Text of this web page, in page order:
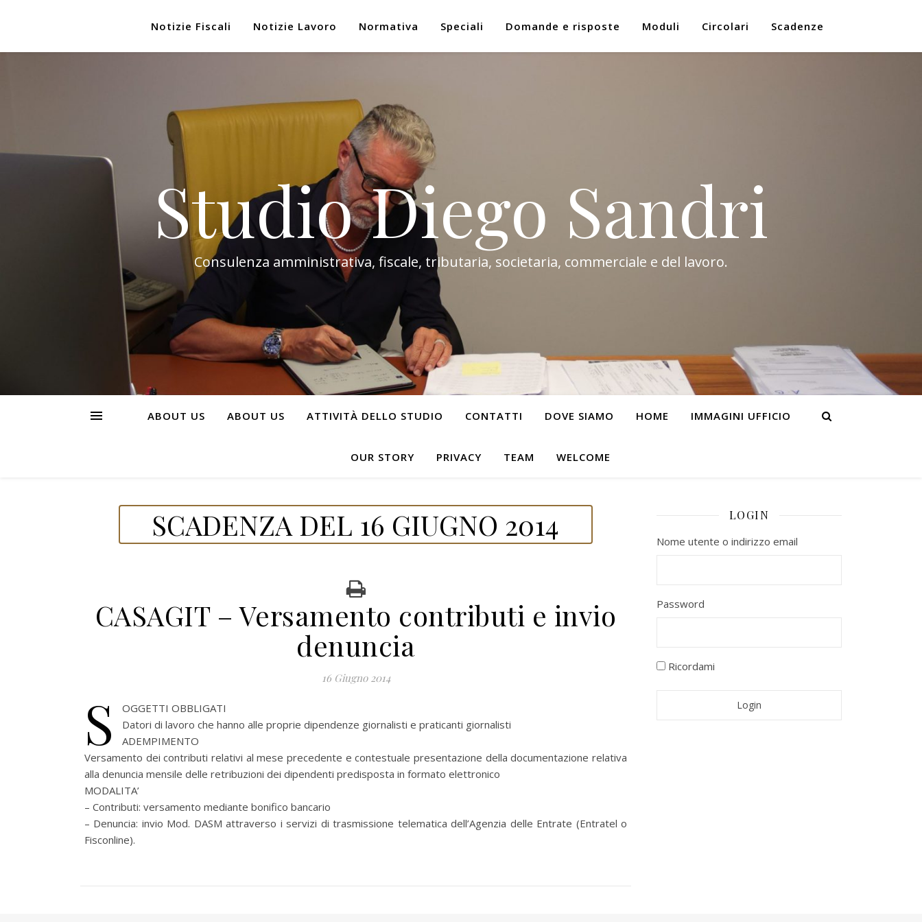
Notizie Fiscali Notizie Lavoro Normativa Speciali Domande e risposte Moduli Circolari Scadenze
Studio Diego Sandri
Consulenza amministrativa, fiscale, tributaria, societaria, commerciale e del lavoro.
ABOUT US ABOUT US ATTIVITÀ DELLO STUDIO CONTATTI DOVE SIAMO HOME IMMAGINI UFFICIO
OUR STORY PRIVACY TEAM WELCOME
SCADENZA DEL 16 GIUGNO 2014
CASAGIT – Versamento contributi e invio
denuncia
16 Giugno 2014
S
OGGETTI OBBLIGATI
Datori di lavoro che hanno alle proprie dipendenze giornalisti e praticanti giornalisti
ADEMPIMENTO
Versamento dei contributi relativi al mese precedente e contestuale presentazione della documentazione relativa
alla denuncia mensile delle retribuzioni dei dipendenti predisposta in formato elettronico
MODALITA’
– Contributi: versamento mediante bonifico bancario
– Denuncia: invio Mod. DASM attraverso i servizi di trasmissione telematica dell’Agenzia delle Entrate (Entratel o
Fisconline).
LOGIN
Nome utente o indirizzo email
Password
Ricordami